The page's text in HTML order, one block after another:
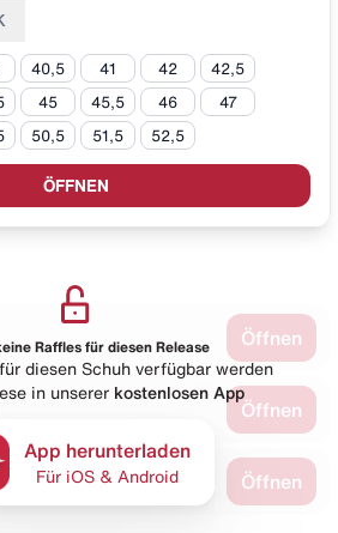
40,5 41 42 42,5
45 45,5 46 47
50,5 51,5 52,5
ÖFFNEN
Öffnen
Öffnen
Öffnen
Raffles für diesen Release
diesen Schuh verfügbar werden
in unserer kostenlosen App
App herunterladen
Für iOS & Android